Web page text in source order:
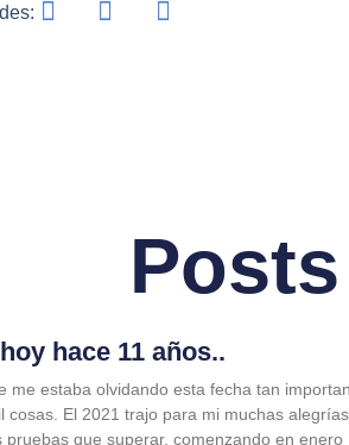
hace 11 años..
me estaba olvidando esta fecha tan
cosas. El 2021 trajo para mi muchas alegrías,
pruebas que superar, comenzando en enero